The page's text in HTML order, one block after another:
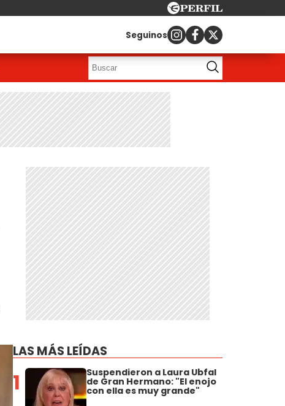
Seguinos
LAS MÁS LEÍDAS
1 Suspendieron a Laura Ubfal
de Gran Hermano: "El enojo
con ella es muy grande"